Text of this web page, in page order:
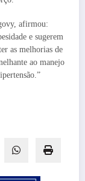
afirmou:
e sugerem
as melhorias de
ao manejo